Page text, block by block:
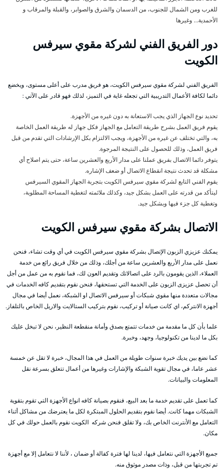
للغرب ومن الشمال للجنوب، من الدسمان والشرق والصوابر، والقبلة والمرقاب و
الأحمدية… وغيرها
دور الفريق الفني لشركة مقوي سيرفس
الكويت
الفريق الفني لشركة مقوي سيرفس الكويت، هو فريق مدرب على أعلى مستوى، ويخضع
دائما لكافة الأعمال التدريبية التي تجعله غاية في التميز، لذلك فهو قادر على الآتي :
تحديد نوع الجهاز الذي يجب الاستعانة به دون غيره من الأجهزة.
يقوم فريق العمل بشرح طريقة التعامل مع الجهاز فكل جهاز له طريقة العمل الخاصة
به، والتي تختلف عن غيره من الأجهزة، ويجب الالتزام بكل الإرشادات التي تقدم من قبل
فريق العمل، وذلك للحصول على النتيجة المرجوة.
يتوفر دائما الاتصال بفريق عملنا على مدار الأربع والعشرين ساعة، حتى يتم اصلاح أي
مشكلة قد تحدث نتيجة انقطاع الاتصال أو ضعف الإشاره.
يقوم الفني التابع لشركة مقوي سيرفس الكويت بتجربة الجهاز المقوي السيرفس
ليتأكد من قدرته على العمل بشكل جيد، وكذلك ملائمته لتغطية المساحة المطلوبة،
وتغطية كل جزء فيها وبشكل جيد.
الاتصال بشركة مقوي سيرفس الكويت
يمكنك عزيزي الزبون الإتصال بشركة مقوي سيرفس الكويت في أي وقت تشاء، فنحن
نعمل على مدار الأربع والعشرين ساعة من أجلك، وذلك من خلال فريق رائع من خدمة
العملاء، الذين يقومون بالرد على اتصالاتك وتقديم العون لك، فما نقوم به من عمل من أجل
أن تحصل عزيزى الزبون على الخدمة التي تستحقها، فنحن نقوم بتقديم كافه الخدمات في
مجالات متعددة منها مقوي شبكات أو سيرفس الاتصال او الشبكة، نعمل أيضا في مجال
أجهزة الانتركم، اي كانت صيانة أو تركيب، نقوم بتركيب الستالايت والاريل الخاص بالتلفاز.
علما بأن كل ما مقدمة من خدمات تتمتع بصدق وأمانة منقطعة النظير، نحن لا تبخل عليك
بكل ما لدينا من تكنولوجيا، وجهد، وخبرة.
كما نضع بين يديك خبرة سنوات طويلة من العمل في هذا المجال، خبرة لا تقل عن خمسة
عشر عاما، في مجال تقوية الشبكة والإشارات وغيرها من أعمال تتعلق بسرعة نقل
المعلومات والبيانات.
كما تعمل على تقديم خدمة ما بعد البيع، فنقوم بصيانة كافه انواع الأجهزة التي تقوم بتقوية
الشبكات مهما كانت. أيضا نقوم بتقديم الحلول المبتكرة لكل ما يعترضك من مشاكل أثناء
التعامل مع الأنترنت الخاص بك، ولا تقلق فنحن شركه الكويت نقوم بالعمل حولك في كل
مكان.
جميع الأجهزة التي نتعامل فيها، لدينا لها فترة كفالة أو ضمان ، لأننا لا نتعامل إلا مع أجهزة
تم تجربتها من قبل، وذات مصدر موثوق منه.